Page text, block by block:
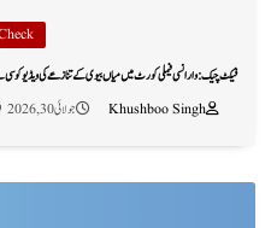
فیکٹ چیک: وارانسی فیملی کورٹ میں میاں بیوی کے تنازعے کی ویڈیو کو
Khushboo Singh
جولائی 30, 2026